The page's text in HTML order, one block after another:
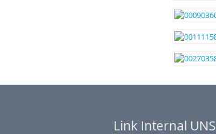
Link Internal UNS